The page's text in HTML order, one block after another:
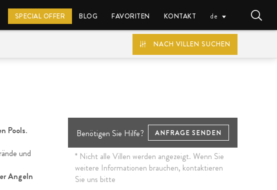
SPECIAL OFFER BLOG FAVORITEN KONTAKT de
EUR (€)
NACH VILLEN SUCHEN
Pools.
und
Angeln
Benötigen Sie Hilfe? ANFRAGE SENDEN
* Nicht alle Villen werden angezeigt. Wenn Sie
weitere Informationen brauchen, kontaktieren
Sie uns bitte